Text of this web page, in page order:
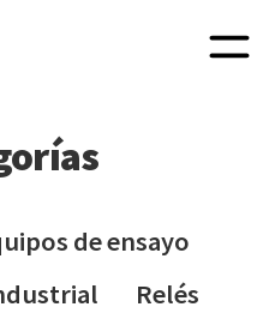
de ensayo
Relés